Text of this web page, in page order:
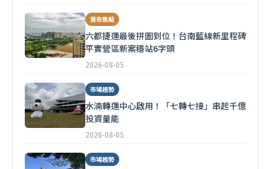
房市焦點
六都捷運最後拼圖到位！台南藍線新里程碑
平實營區新案穩站6字頭
2026-08-05
市場趨勢
水湳轉運中心啟用！「七轉七接」串起千億
投資量能
2026-08-05
市場趨勢